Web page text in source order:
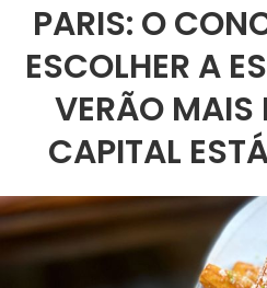
PARIS: O
ESCOLHER A
VERÃO MAIS
CAPITAL